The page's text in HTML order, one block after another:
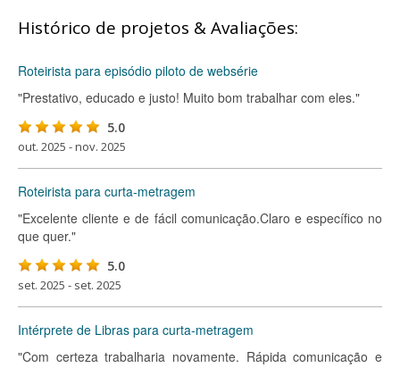
Histórico de projetos & Avaliações:
Roteirista para episódio piloto de websérie
"Prestativo, educado e justo! Muito bom trabalhar com eles."
5.0
out. 2025 - nov. 2025
Roteirista para curta-metragem
"Excelente cliente e de fácil comunicação.Claro e específico no
que quer."
5.0
set. 2025 - set. 2025
Intérprete de Libras para curta-metragem
"Com certeza trabalharia novamente. Rápida comunicação e